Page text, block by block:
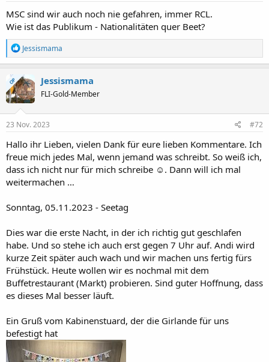
:
MSC sind wir auch noch nie gefahren, immer RCL.
Wie ist das Publikum - Nationalitäten quer Beet?
R
e
a
k
t
i
o
n
e
:
Jessismama
OP Jessismama
FLI-Gold-Member
23 Nov. 2023 #72
Hallo ihr Lieben, vielen Dank für eure lieben Kommentare. Ich
freue mich jedes Mal, wenn jemand was schreibt. So weiß ich,
dass ich nicht nur für mich schreibe ☺️. Dann will ich mal
weitermachen …
Sonntag, 05.11.2023 - Seetag
Dies war die erste Nacht, in der ich richtig gut geschlafen
habe. Und so stehe ich auch erst gegen 7 Uhr auf. Andi wird
kurze Zeit später auch wach und wir machen uns fertig fürs
Frühstück. Heute wollen wir es nochmal mit dem
Buffetrestaurant (Markt) probieren. Sind guter Hoffnung, dass
es dieses Mal besser läuft.
Ein Gruß vom Kabinenstuard, der die Girlande für uns
befestigt hat